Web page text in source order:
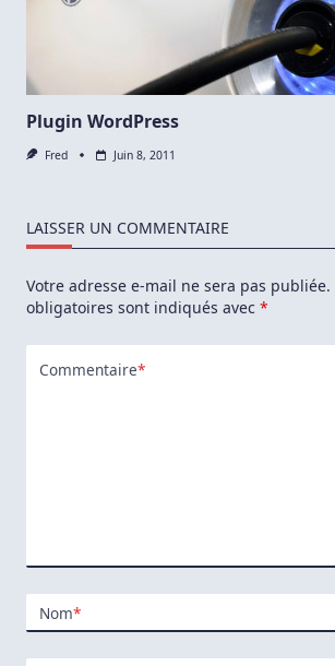
Sur
En
Plugin WordPress
Fred Juin 8, 2011
LAISSER UN COMMENTAIRE
Votre adresse e-mail ne sera pas publiée.
obligatoires sont indiqués avec *
Commentaire*
Nom*